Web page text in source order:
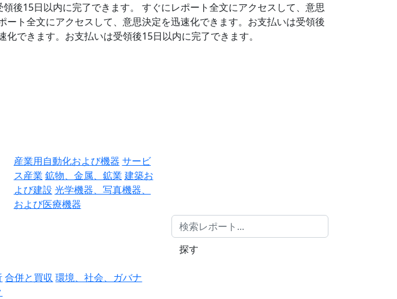
後15日以内に完了できます。
すぐにレポート全文にアクセスして、意思
ート全文にアクセスして、意思決定を迅速化できます。お支払いは受領後
できます。お支払いは受領後15日以内に完了できます。
産業用自動化および機器 サービ
ス産業 鉱物、金属、鉱業 建築お
よび建設 光学機器、写真機器、
および医療機器
合併と買収 環境、社会、ガバナ
探す